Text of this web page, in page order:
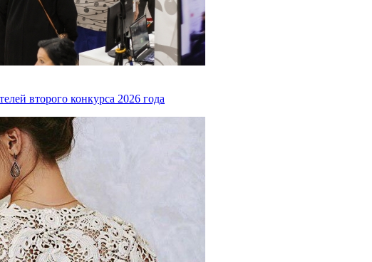
второго конкурса 2026 года